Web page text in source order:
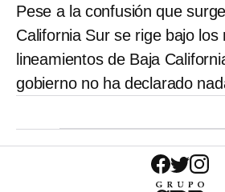
Pese a la confusión que
California Sur se rige bajo los
lineamientos de Baja
gobierno no ha declarado